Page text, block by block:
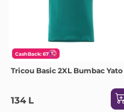
CashBack: 67
Tricou Basic 2XL Bumbac Yato
134 L